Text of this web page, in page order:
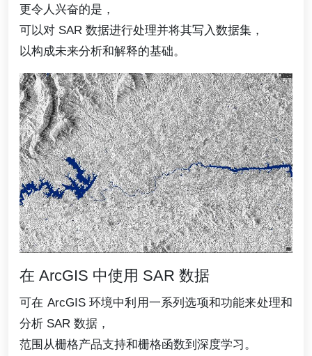
更令人兴奋的是，
可以对 SAR 数据进行处理并将其写入数据集，
以构成未来分析和解释的基础。
在 ArcGIS 中使用 SAR 数据
可在 ArcGIS 环境中利用一系列选项和功能来处理和
分析 SAR 数据，
范围从栅格产品支持和栅格函数到深度学习。